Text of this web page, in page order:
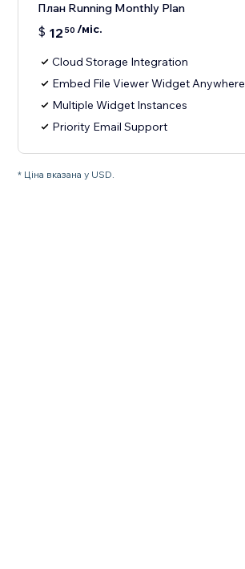
План Running Monthly Plan
$ 12 50 /міс.
Cloud Storage Integration
Embed File Viewer Widget Anywhere
Multiple Widget Instances
Priority Email Support
* Ціна вказана у USD.